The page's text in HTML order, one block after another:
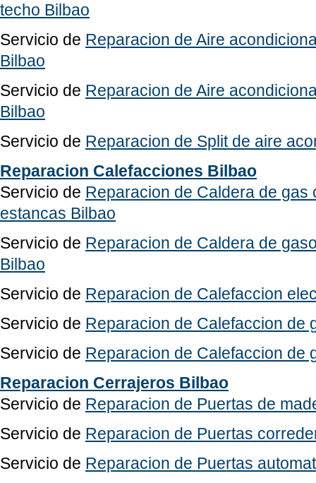
techo Bilbao
Servicio de Reparacion de Aire
Bilbao
Servicio de Reparacion de Aire
Bilbao
Servicio de Reparacion de Split de aire
Reparacion Calefacciones Bilbao
Servicio de Reparacion de Caldera de gas
estancas Bilbao
Servicio de Reparacion de Caldera de
Bilbao
Servicio de Reparacion de Calefaccion
Servicio de Reparacion de Calefaccion de
Servicio de Reparacion de Calefaccion de
Reparacion Cerrajeros Bilbao
Servicio de Reparacion de Puertas de
Servicio de Reparacion de Puertas
Servicio de Reparacion de Puertas